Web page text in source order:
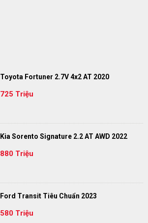
Toyota Fortuner 2.7V 4x2 AT 2020
725 Triệu
Kia Sorento Signature 2.2 AT AWD 2022
880 Triệu
Ford Transit Tiêu Chuẩn 2023
580 Triệu